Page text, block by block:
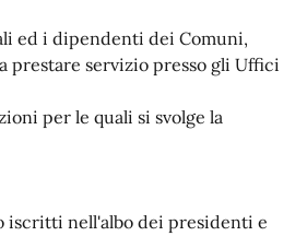
ed i dipendenti dei Comuni,
prestare servizio presso gli Uffici
per le quali si svolge la
iscritti nell'albo dei presidenti e